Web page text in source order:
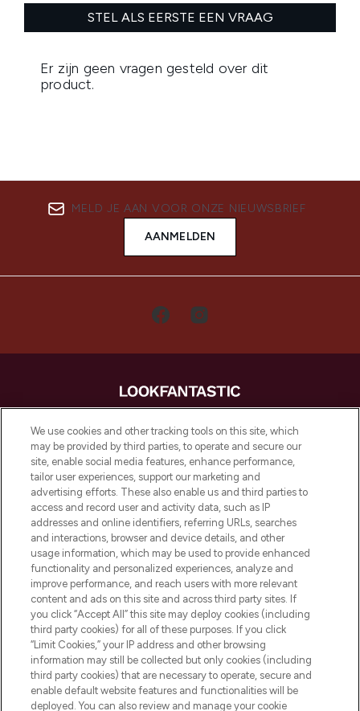
MELD JE AAN VOOR ONZE NIEUWSBRIEF
AANMELDEN
LOOKFANTASTIC is de ultieme online
beautybestemming van Europa, met de
beste huidverzorging, haarproducten en
make-up van meer dan 200 topmerken.
Shop online of via de app, met gratis
verzending vanaf €40.
Cookie-toestemming
Do Not Sell or Share My Personal
Information
HELP & INFORMATIE
BEDRIJFSINFORMATIE
We use cookies and other tracking tools on this site, which
may be provided by third parties, to operate and secure our
site, enable social media features, enhance performance,
tailor user experiences, support our marketing and
advertising efforts. These also enable us and third parties to
access and record user and activity data, such as IP
addresses and online identifiers, referring URLs, searches
and interactions, browser and device details, and other
usage information, which may be used to provide enhanced
functionality and personalized experiences, analyze and
improve performance, and reach users with more relevant
content and ads on this site and across third party sites. If
you click “Accept All” this site may deploy cookies (including
third party cookies) for all of these purposes. If you click
“Limit Cookies,” your IP address and other browsing
information may still be collected but only cookies (including
third party cookies) that are necessary to operate, secure and
enable default website features and functionalities will be
deployed. You can also review and manage your cookie